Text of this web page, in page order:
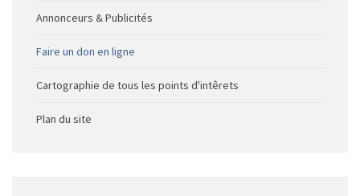
Annonceurs & Publicités
Faire un don en ligne
Cartographie de tous les points d'intêrets
Plan du site